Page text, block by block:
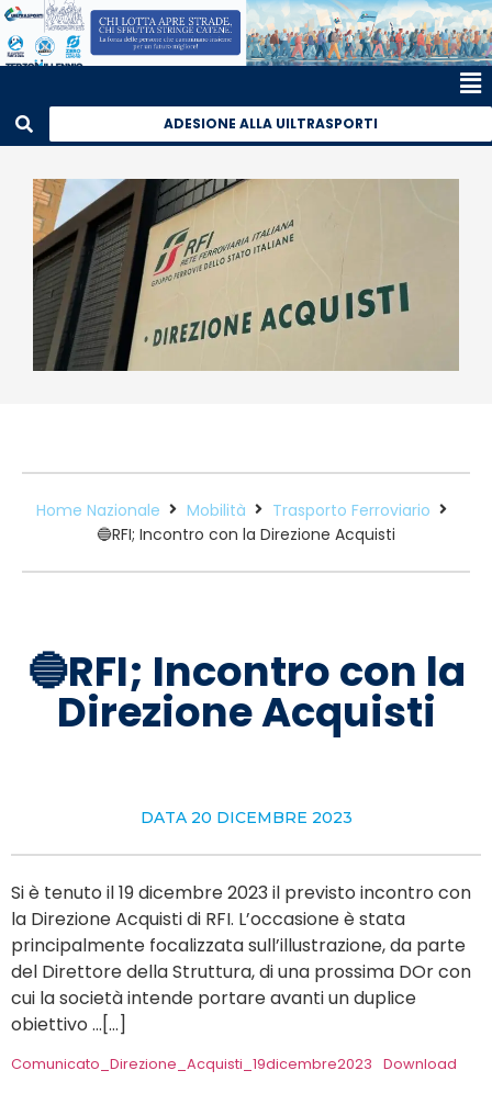
ADESIONE ALLA UILTRASPORTI
Home Nazionale Mobilità
Trasporto Ferroviario
🔵RFI; Incontro con la Direzione Acquisti
🔵RFI; Incontro con la
Direzione Acquisti
DATA 20 DICEMBRE 2023
Si è tenuto il 19 dicembre 2023 il previsto incontro con
la Direzione Acquisti di RFI. L’occasione è stata
principalmente focalizzata sull’illustrazione, da parte
del Direttore della Struttura, di una prossima DOr con
cui la società intende portare avanti un duplice
obiettivo …[…]
Comunicato_Direzione_Acquisti_19dicembre2023 Download